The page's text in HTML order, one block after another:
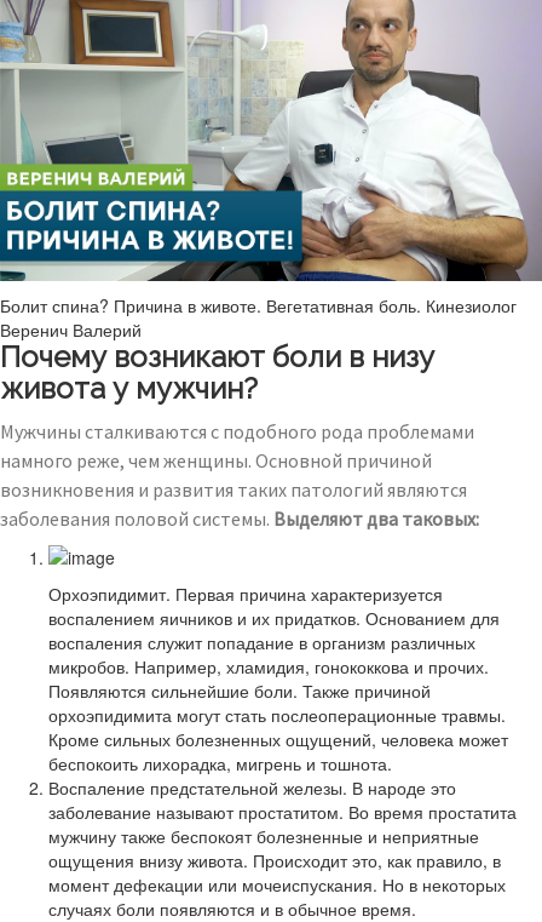
Болит спина? Причина в животе. Вегетативная боль. Кинезиолог
Веренич Валерий
Почему возникают боли в низу
живота у мужчин?
Мужчины сталкиваются с подобного рода проблемами
намного реже, чем женщины. Основной причиной
возникновения и развития таких патологий являются
заболевания половой системы. Выделяют два таковых:
Орхоэпидимит. Первая причина характеризуется
воспалением яичников и их придатков. Основанием для
воспаления служит попадание в организм различных
микробов. Например, хламидия, гонококкова и прочих.
Появляются сильнейшие боли. Также причиной
орхоэпидимита могут стать послеоперационные травмы.
Кроме сильных болезненных ощущений, человека может
беспокоить лихорадка, мигрень и тошнота.
Воспаление предстательной железы. В народе это
заболевание называют простатитом. Во время простатита
мужчину также беспокоят болезненные и неприятные
ощущения внизу живота. Происходит это, как правило, в
момент дефекации или мочеиспускания. Но в некоторых
случаях боли появляются и в обычное время.